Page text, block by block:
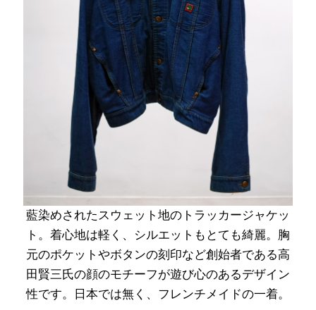
藍染めされたスウェット地のトラッカージャケッ
ト。着心地は軽く、シルエットもとても綺麗。胸
元のポケットやボタンの刻印など創始者である高
田賢三氏の顔のモチーフが遊び心のあるデザイン
性です。日本では無く、フレンチメイドの一着。